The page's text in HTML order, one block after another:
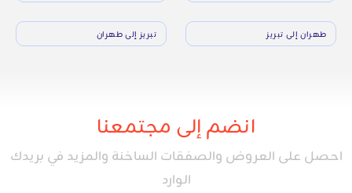
طهران إلى تبريز تبريز إلى طهران
انضم إلى مجتمعنا
احصل على العروض والصفقات الساخنة والمزيد في بريدك
الوارد